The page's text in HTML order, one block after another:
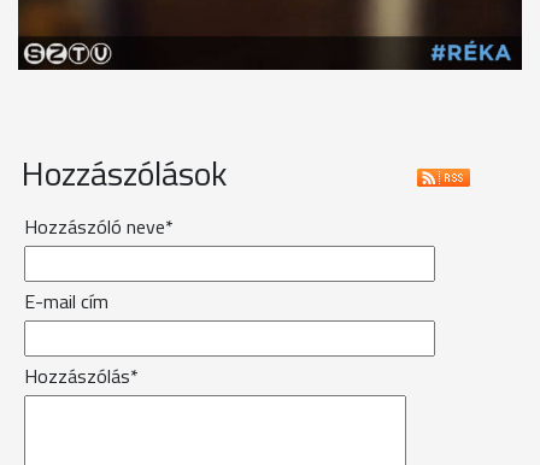
Hozzászólások
Hozzászóló neve*
E-mail cím
Hozzászólás*